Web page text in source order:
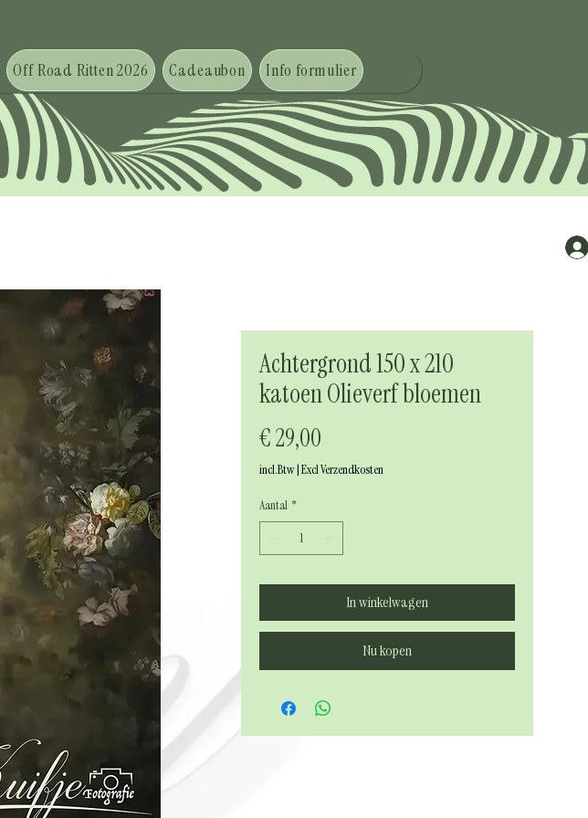
Off Road Ritten 2026 Cadeaubon Info formulier
Achtergrond 150 x 210
katoen Olieverf bloemen
€ 29,00
incl.Btw|Excl Verzendkosten
Aantal *
In winkelwagen
Nu kopen